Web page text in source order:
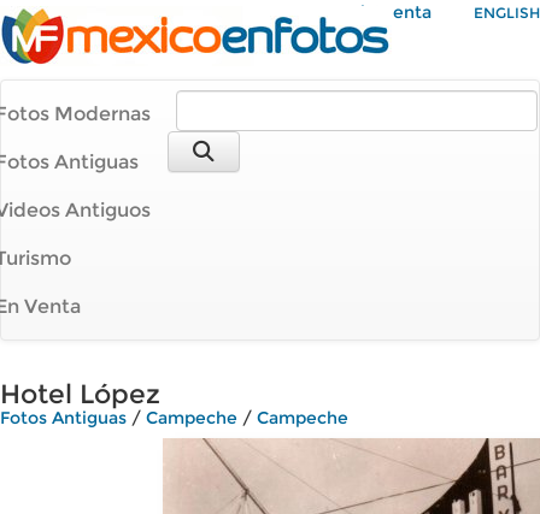
Mi Cuenta ENGLISH
Modernas
Antiguas
Antiguos
Venta
Hotel López
Fotos Antiguas / Campeche / Campeche